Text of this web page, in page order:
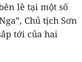
lề tại một số
Chủ tịch Sơn
tới của hai